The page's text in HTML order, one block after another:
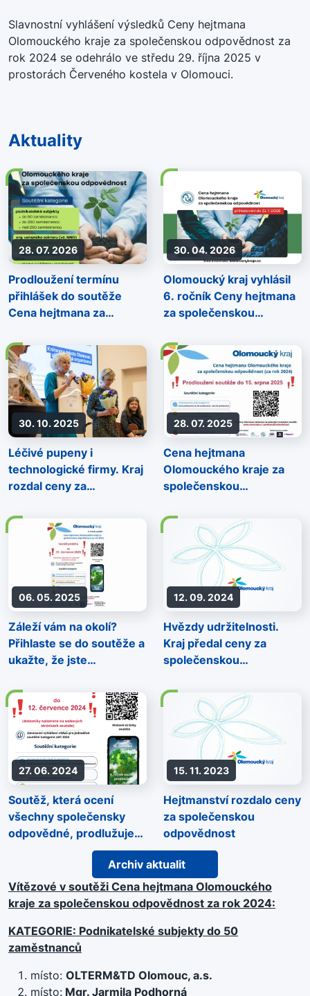
Slavnostní vyhlášení výsledků Ceny hejtmana
Olomouckého kraje za společenskou odpovědnost za
rok 2024 se odehrálo ve středu 29. října 2025 v
prostorách Červeného kostela v Olomouci.
Aktuality
28. 07. 2026
Prodloužení termínu
přihlášek do soutěže
Cena hejtmana za
odpovědnost do
15.8.2026
30. 04. 2026
Olomoucký kraj vyhlásil
6. ročník Ceny hejtmana
za společenskou
30. 10. 2025
Léčivé pupeny i
technologické firmy. Kraj
rozdal ceny za
odpovědnost
28. 07. 2025
Cena hejtmana
Olomouckého kraje za
společenskou
06. 05. 2025
Záleží vám na okolí?
Přihlaste se do soutěže a
ukažte, že jste
12. 09. 2024
Hvězdy udržitelnosti.
Kraj předal ceny za
společenskou
27. 06. 2024
Soutěž, která ocení
všechny společensky
odpovědné, prodlužuje
15. 11. 2023
Hejtmanství rozdalo ceny
za společenskou
odpovědnost
Archiv aktualit
Vítězové v soutěži Cena hejtmana Olomouckého
kraje za společenskou odpovědnost za rok 2024:
KATEGORIE: Podnikatelské subjekty do 50
zaměstnanců
místo: OLTERM&TD Olomouc, a.s.
místo: Mgr. Jarmila Podhorná